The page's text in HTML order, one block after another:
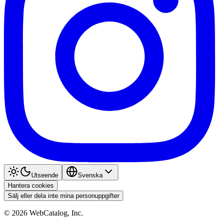
Utseende
Svenska
Hantera cookies
Sälj eller dela inte mina personuppgifter
© 2026 WebCatalog, Inc.